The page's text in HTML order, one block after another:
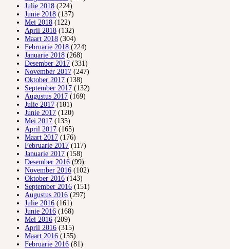
Julie 2018 (224)
Junie 2018 (137)
Mei 2018 (122)
April 2018 (132)
Maart 2018 (304)
Februarie 2018 (224)
Januarie 2018 (268)
Desember 2017 (331)
November 2017 (247)
Oktober 2017 (138)
September 2017 (132)
Augustus 2017 (169)
Julie 2017 (181)
Junie 2017 (120)
Mei 2017 (135)
April 2017 (165)
Maart 2017 (176)
Februarie 2017 (117)
Januarie 2017 (158)
Desember 2016 (99)
November 2016 (102)
Oktober 2016 (143)
September 2016 (151)
Augustus 2016 (297)
Julie 2016 (161)
Junie 2016 (168)
Mei 2016 (209)
April 2016 (315)
Maart 2016 (155)
Februarie 2016 (81)